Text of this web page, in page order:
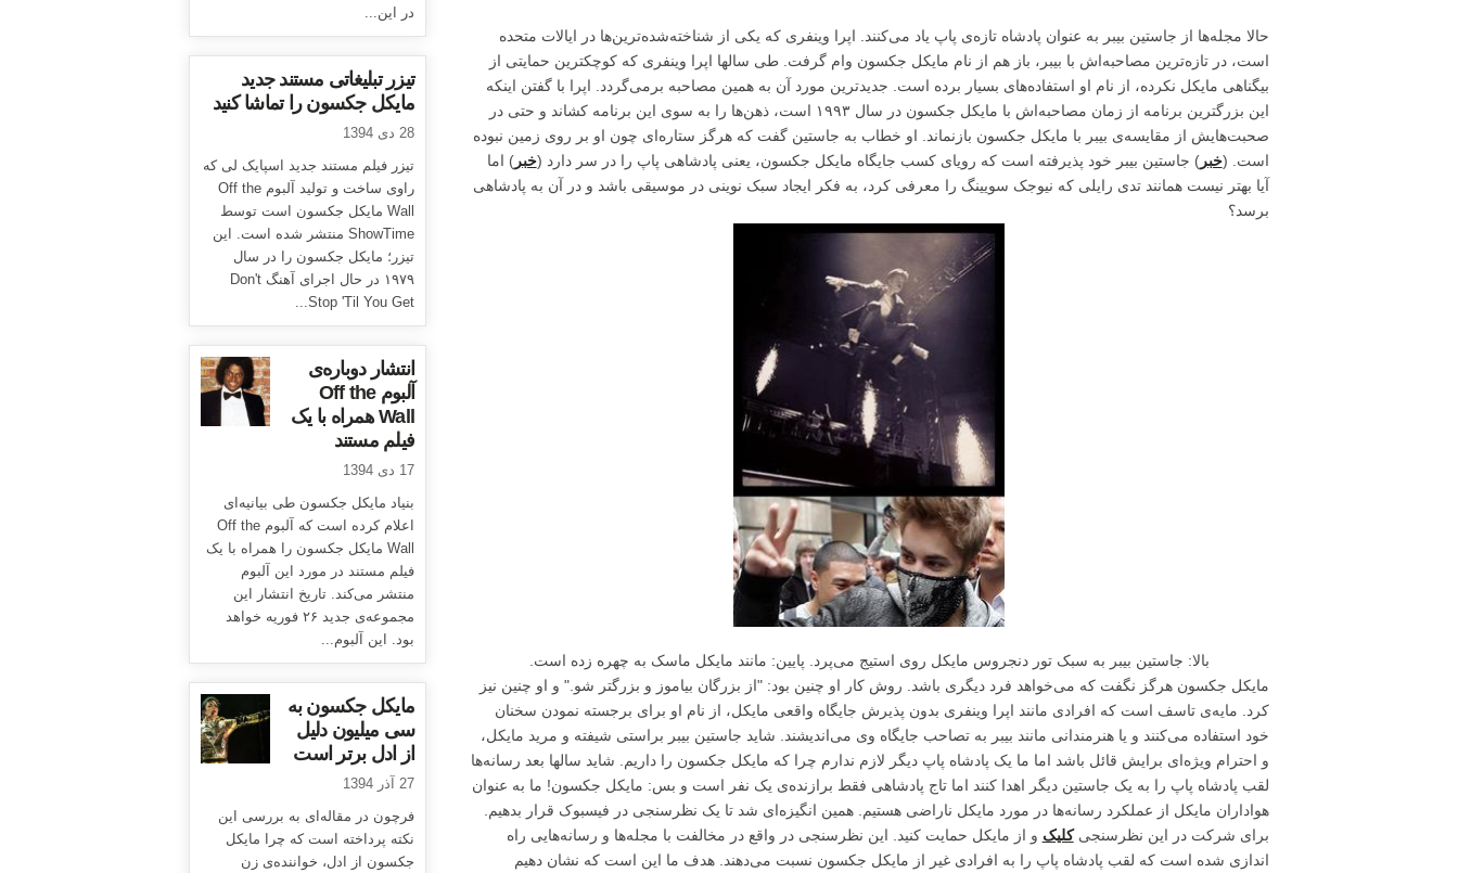
حالا مجله‌ها از جاستین بیبر به عنوان پادشاه تازه‌ی پاپ یاد می‌کنند. اپرا وینفری که یکی از شناخته‌شده‌ترین‌ها در ایالات متحده
است، در تازه‌ترین مصاحبه‌اش با بیبر، باز هم از نام مایکل جکسون وام گرفت. طی سالها اپرا وینفری که کوچکترین حمایتی از
بیگناهی مایکل نکرده، از نام او استفاده‌های بسیار برده است. جدیدترین مورد آن به همین مصاحبه برمی‌گردد. اپرا با گفتن اینکه
این بزرگترین برنامه از زمان مصاحبه‌اش با مایکل جکسون در سال ۱۹۹۳ است، ذهن‌ها را به سوی این برنامه کشاند و حتی در
صحبت‌هایش از مقایسه‌ی بیبر با مایکل جکسون بازنماند. او خطاب به جاستین گفت که هرگز ستاره‌ای چون او بر روی زمین نبوده
است. (خبر) جاستین بیبر خود پذیرفته است که رویای کسب جایگاه مایکل جکسون، یعنی پادشاهی پاپ را در سر دارد (خبر) اما
آیا بهتر نیست همانند تدی رایلی که نیوجک سویینگ را معرفی کرد، به فکر ایجاد سبک نوینی در موسیقی باشد و در آن به پادشاهی
برسد؟
بالا: جاستین بیبر به سبک تور دنجروس مایکل روی استیج می‌پرد. پایین: مانند مایکل ماسک به چهره زده است.
مایکل جکسون هرگز نگفت که می‌خواهد فرد دیگری باشد. روش کار او چنین بود: "از بزرگان بیاموز و بزرگتر شو." و او چنین نیز
کرد. مایه‌ی تاسف است که افرادی مانند اپرا وینفری بدون پذیرش جایگاه واقعی مایکل، از نام او برای برجسته‌ نمودن سخنان
خود استفاده می‌کنند و یا هنرمندانی مانند بیبر به تصاحب جایگاه وی می‌اندیشند. شاید جاستین بیبر براستی شیفته و مرید مایکل،
و احترام ویژه‌ای برایش قائل باشد اما ما یک پادشاه پاپ دیگر لازم ندارم چرا که مایکل جکسون را داریم. شاید سالها بعد رسانه‌ها
لقب پادشاه پاپ را به یک جاستین دیگر اهدا کنند اما تاج پادشاهی فقط برازنده‌ی یک نفر است و بس: مایکل جکسون! ما به عنوان
هواداران مایکل از عملکرد رسانه‌ها در مورد مایکل ناراضی هستیم. همین انگیزه‌ای شد تا یک نظرسنجی در فیسبوک قرار بدهیم.
برای شرکت در این نظرسنجیکلیک و از مایکل حمایت کنید. این نظرسنجی در واقع در مخالفت با مجله‌ها و رسانه‌هایی راه
اندازی شده است که لقب پادشاه پاپ را به افرادی غیر از مایکل جکسون نسبت می‌دهند. هدف ما این است که نشان دهیم
در این...
تیزر تبلیغاتی مستند جدید
مایکل جکسون را تماشا کنید
28 دی 1394
تیزر فیلم مستند جدید اسپایک لی که
راوی ساخت و تولید آلبوم Off the
Wall مایکل جکسون است توسط
ShowTime منتشر شده است. این
تیزر؛ مایکل جکسون را در سال
۱۹۷۹ در حال اجرای آهنگ Don't
Stop 'Til You Get...
انتشار دوباره‌ی
آلبوم Off the
Wall همراه با یک
فیلم مستند
17 دی 1394
بنیاد مایکل جکسون طی بیانیه‌ای
اعلام کرده است که آلبوم Off the
Wall مایکل جکسون را همراه با یک
فیلم مستند در مورد این آلبوم
منتشر می‌کند. تاریخ انتشار این
مجموعه‌ی جدید ۲۶ فوریه خواهد
بود. این آلبوم...
مایکل جکسون به
سی میلیون دلیل
از ادل برتر است
27 آذر 1394
فرچون در مقاله‌ای به بررسی این
نکته پرداخته است که چرا مایکل
جکسون از ادل، خواننده‌ی زن